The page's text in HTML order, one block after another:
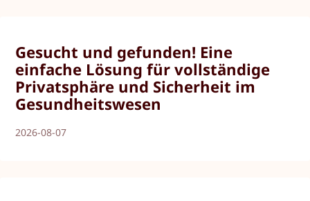
Gesucht und gefunden! Eine
einfache Lösung für vollständige
Privatsphäre und Sicherheit im
Gesundheitswesen
2026-08-07